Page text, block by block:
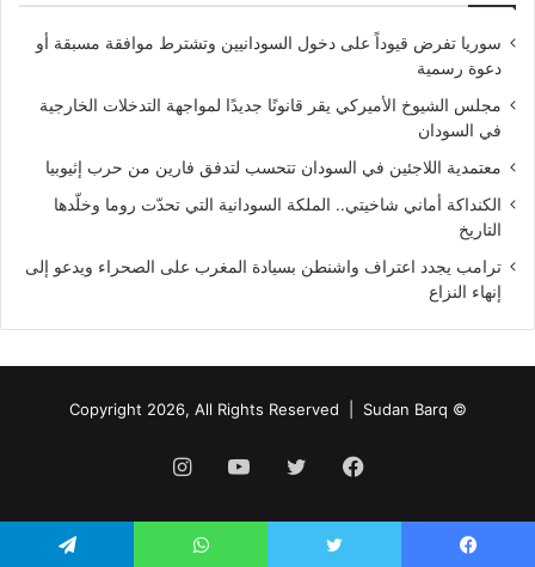
سوريا تفرض قيوداً على دخول السودانيين وتشترط موافقة مسبقة أو
دعوة رسمية
مجلس الشيوخ الأميركي يقر قانونًا جديدًا لمواجهة التدخلات الخارجية
في السودان
معتمدية اللاجئين في السودان تتحسب لتدفق فارين من حرب إثيوبيا
الكنداكة أماني شاخيتي.. الملكة السودانية التي تحدّت روما وخلّدها
التاريخ
ترامب يجدد اعتراف واشنطن بسيادة المغرب على الصحراء ويدعو إلى
إنهاء النزاع
© Copyright 2026, All Rights Reserved |
Sudan Barq
فيسبوك تويتر يوتيوبانستقرام